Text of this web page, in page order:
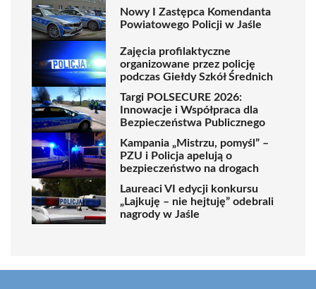
Nowy I Zastępca Komendanta
Powiatowego Policji w Jaśle
Zajęcia profilaktyczne
organizowane przez policję
podczas Giełdy Szkół Średnich
Targi POLSECURE 2026:
Innowacje i Współpraca dla
Bezpieczeństwa Publicznego
Kampania „Mistrzu, pomyśl” –
PZU i Policja apelują o
bezpieczeństwo na drogach
Laureaci VI edycji konkursu
„Lajkuję – nie hejtuję” odebrali
nagrody w Jaśle